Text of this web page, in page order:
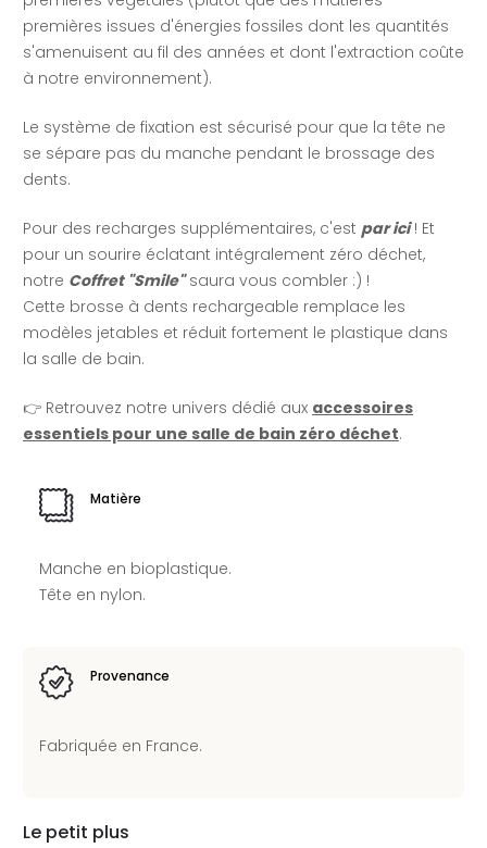
premières issues d'énergies fossiles dont les quantités
s'amenuisent au fil des années et dont l'extraction coûte
à notre environnement).
Le système de fixation est sécurisé pour que la tête ne
se sépare pas du manche pendant le brossage des
dents.
Pour des recharges supplémentaires, c'est par ici! Et
pour un sourire éclatant intégralement zéro déchet,
notre Coffret "Smile" saura vous combler :) !
Cette brosse à dents rechargeable remplace les
modèles jetables et réduit fortement le plastique dans
la salle de bain.
👉 Retrouvez notre univers dédié aux accessoires
essentiels pour une salle de bain zéro déchet.
Matière
Manche en bioplastique.
Tête en nylon.
Provenance
Fabriquée en France.
Le petit plus